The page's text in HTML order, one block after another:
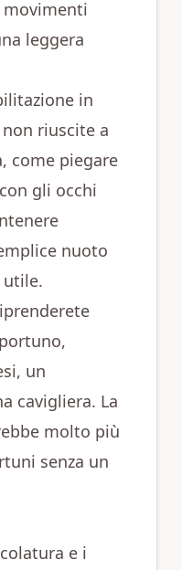
movimenti
leggera
in
riuscite a
come piegare
gli occhi
nuoto
utile.
un
cavigliera. La
molto più
senza un
e i